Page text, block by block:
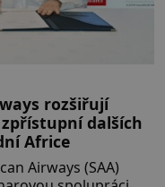
rozšiřují
dalších
Africe
Airways (SAA)